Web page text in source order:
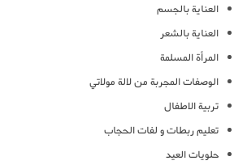
العناية بالجسم
العناية بالشعر
المرأة المسلمة
الوصفات المجربة من لالة مولاتي
تربية الاطفال
تعليم ربطات و لفات الحجاب
حلويات العيد